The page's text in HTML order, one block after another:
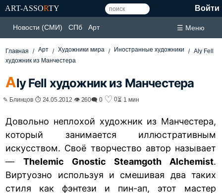
ART-ASSORTY Войти
Новости (СМИ) СПб Арт ☰ Меню
Главная Арт Художники мира Иностранные художники
Aly Fell
художник из Манчестера
Aly Fell художник из Манчестера
✎ Блинцов ⏱ 24.05.2012 👁 260🗨 0 ♡ 0⏳ 1 мин
Довольно неплохой художник из Манчестера,
который занимается иллюстративным
искусством. Своё творчество автор называет
— Thelemic Gnostic Steamgoth Alchemist.
Виртуозно используя и смешивая два таких
стиля как фэнтези и пин-ап, этот мастер